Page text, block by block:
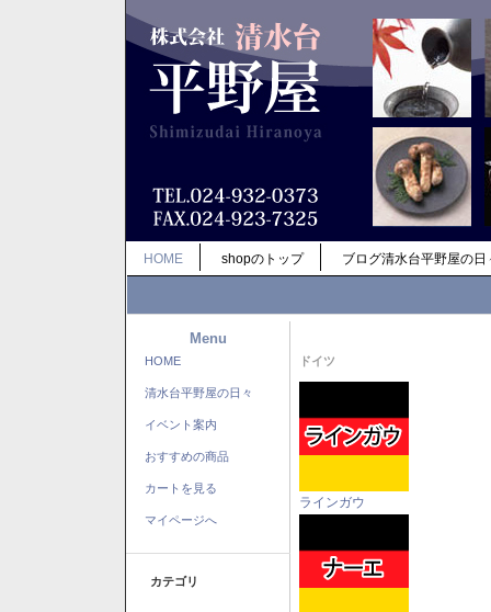
HOME shopのトップ ブログ清水台平野屋の日
Menu
HOME
清水台平野屋の日々
イベント案内
おすすめの商品
カートを見る
マイページへ
カテゴリ
ドイツ
ラインガウ